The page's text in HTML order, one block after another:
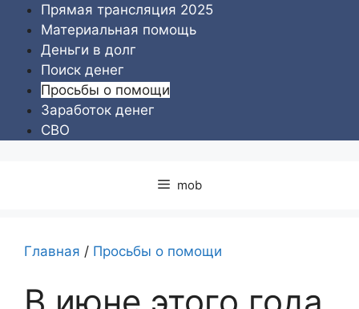
Перейти
содержимому
Прямая трансляция 2025
Материальная помощь
Деньги в долг
Поиск денег
Просьбы о помощи
Заработок денег
СВО
mob
Главная / Просьбы о помощи